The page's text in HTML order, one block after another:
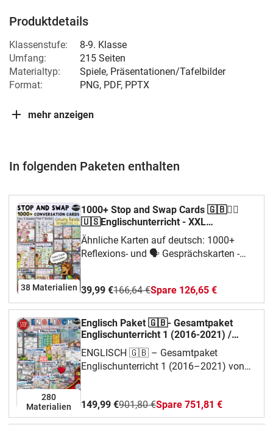
Produktdetails
Klassenstufe:
8-9. Klasse
Umfang:
215 Seiten
Materialtyp:
Spiele, Präsentationen/Tafelbilder
Format:
PNG, PDF, PPTX
mehr anzeigen
In folgenden Paketen enthalten
38 Materialien
1000+ Stop and Swap Cards 🇬🇧✌🏼
🇺🇸Englischunterricht - XXL
Materialpaket
Ähnliche Karten auf deutsch: 1000+
Reflexions- und 🗣 Gesprächskarten -
NEU: Summer 30+ Stop and Swap Cards
(Klasse 6-9) NEU: Stress and Relaxation -
40+ Stop and Swap CardsOur Earth and
the Environment - 50 Stop and Swap
CardsBook Presentation - 50+ Stop and
Swap Cards / EnglischunterrichtSimple
Past - Stop & Swap Cards / GameSimple
GameStop and Swap Cards - 30+
Conversation StartersStop & Swap Cards
39,99 €166,64 €Spare 126,65 €
280
Materialien
Englisch Paket 🇬🇧- Gesamtpaket
Englischunterricht 1 (2016-2021) /
Doodleteacher
ENGLISCH 🇬🇧 – Gesamtpaket
Englischunterricht 1 (2016–2021) von
SketchnotesEnglische Grammatik in
SketchnotesIF Clauses / Conditionals 0,
149,99 €901,80 €Spare 751,81 €